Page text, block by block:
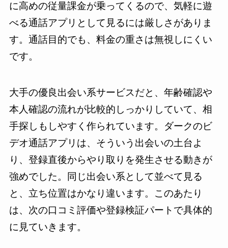
に高めの従量課金が乗ってくるので、気軽に遊
べる通話アプリとして見るには厳しさがありま
す。通話目的でも、料金の重さは無視しにくい
です。
大手の優良出会い系サービスだと、年齢確認や
本人確認の流れが比較的しっかりしていて、相
手探しもしやすく作られています。ダークのビ
デオ通話アプリは、そういう出会いの土台よ
り、登録直後からやり取りを発生させる動きが
強めでした。同じ出会い系として並べて見る
と、立ち位置はかなり違います。このあたり
は、次の口コミ評価や登録検証パートで具体的
に見ていきます。